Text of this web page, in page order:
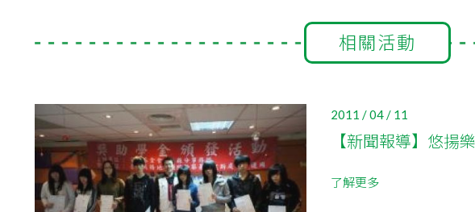
相關活動
2011 / 04 / 11
【新聞報導】悠揚
了解更多